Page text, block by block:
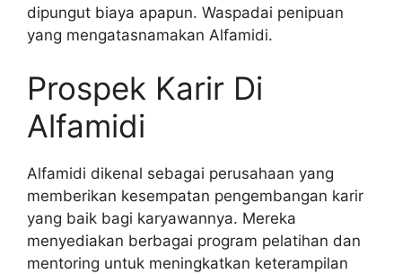
dipungut biaya apapun. Waspadai penipuan
yang mengatasnamakan Alfamidi.
Prospek Karir Di
Alfamidi
Alfamidi dikenal sebagai perusahaan yang
memberikan kesempatan pengembangan karir
yang baik bagi karyawannya. Mereka
menyediakan berbagai program pelatihan dan
mentoring untuk meningkatkan keterampilan